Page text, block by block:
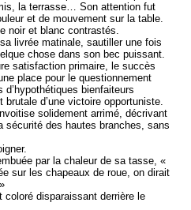
la terrasse… Son attention fut
et de mouvement sur la table.
noir et blanc contrastés.
livrée matinale, sautiller une fois
chose dans son bec puissant.
satisfaction primaire, le succès
place pour le questionnement
bienfaiteurs
d’une victoire opportuniste.
solidement arrimé, décrivant
sécurité des hautes branches, sans
par la chaleur de sa tasse, «
sur les chapeaux de roue, on dirait
coloré disparaissant derrière le